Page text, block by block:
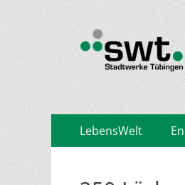
Primäres
Menü
Inhalt
LebensWelt